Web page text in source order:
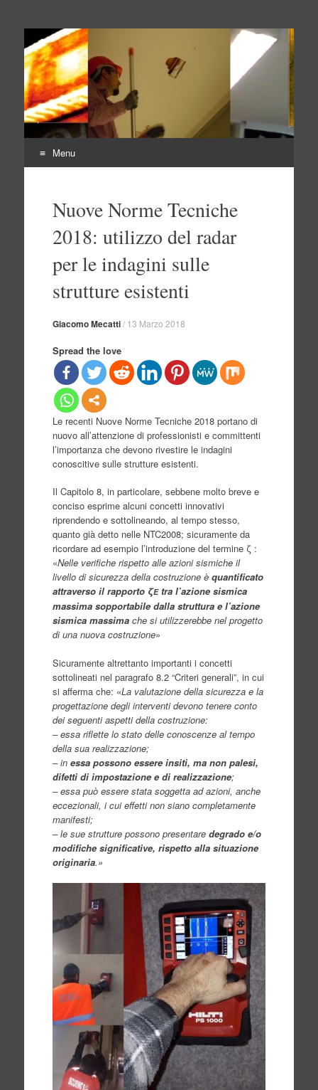
Indagini non distruttive
Indagini Ingegneria e Sicurezza
Menu
contenutoNuove Norme Tecniche
2018: utilizzo del radar
per le indagini sulle
strutture esistenti
Giacomo Mecatti/ 13 Marzo 2018
Spread the love
Le recenti Nuove Norme Tecniche 2018 portano di
nuovo all’attenzione di professionisti e committenti
l’importanza che devono rivestire le indagini
conoscitive sulle strutture esistenti.
Il Capitolo 8, in particolare, sebbene molto breve e
conciso esprime alcuni concetti innovativi
riprendendo e sottolineando, al tempo stesso,
quanto già detto nelle NTC2008; sicuramente da
ricordare ad esempio l’introduzione del termine ζ :
«Nelle verifiche rispetto alle azioni sismiche il
livello di sicurezza della costruzione è quantificato
attraverso il rapporto ζEtra l’azione sismica
massima sopportabile dalla struttura e l’azione
sismica massimache si utilizzerebbe nel progetto
di una nuova costruzione»
Sicuramente altrettanto importanti i concetti
sottolineati nel paragrafo 8.2 “Criteri generali”, in cui
si afferma che: «La valutazione della sicurezza e la
progettazione degli interventi devono tenere conto
dei seguenti aspetti della costruzione:
– essa riflette lo stato delle conoscenze al tempo
della sua realizzazione;
– in essa possono essere insiti, ma non palesi,
difetti di impostazione e di realizzazione;
– essa può essere stata soggetta ad azioni, anche
eccezionali, i cui effetti non siano completamente
manifesti;
– le sue strutture possono presentare degrado e/o
modifiche significative, rispetto alla situazione
originaria.»